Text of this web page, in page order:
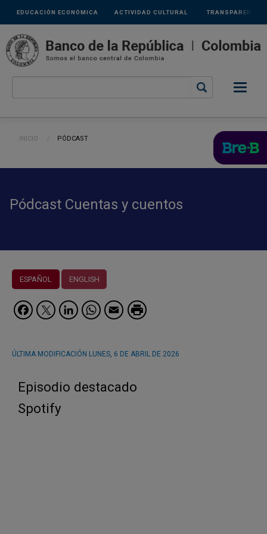
Pasar al contenido principal
Links
secundarios
ACTIVIDAD CULTURAL
EDUCACIÓN ECONÓMICA TRANSPARENCIA
Ruta de navegación
INICIO CURRENT:
PÓDCAST
Pódcast Cuentas y cuentos
ESPAÑOL ENGLISH
Facebook
Twitter
LinkedIn
WhatsApp
Email
ÚLTIMA MODIFICACIÓN LUNES, 6 DE ABRIL DE 2026
Episodio destacado
Spotify